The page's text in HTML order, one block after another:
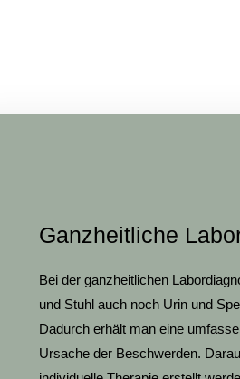
Ganzheitliche
Bei der ganzheitlichen
und Stuhl auch noch Urin und
Dadurch erhält man eine
Ursache der Beschwerden.